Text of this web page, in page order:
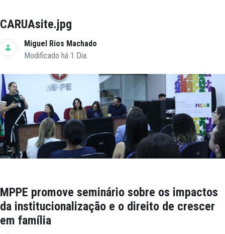
CARUAsite.jpg
Miguel Rios Machado
Modificado há 1 Dia.
MPPE promove seminário sobre os impactos
da institucionalização e o direito de crescer
em família